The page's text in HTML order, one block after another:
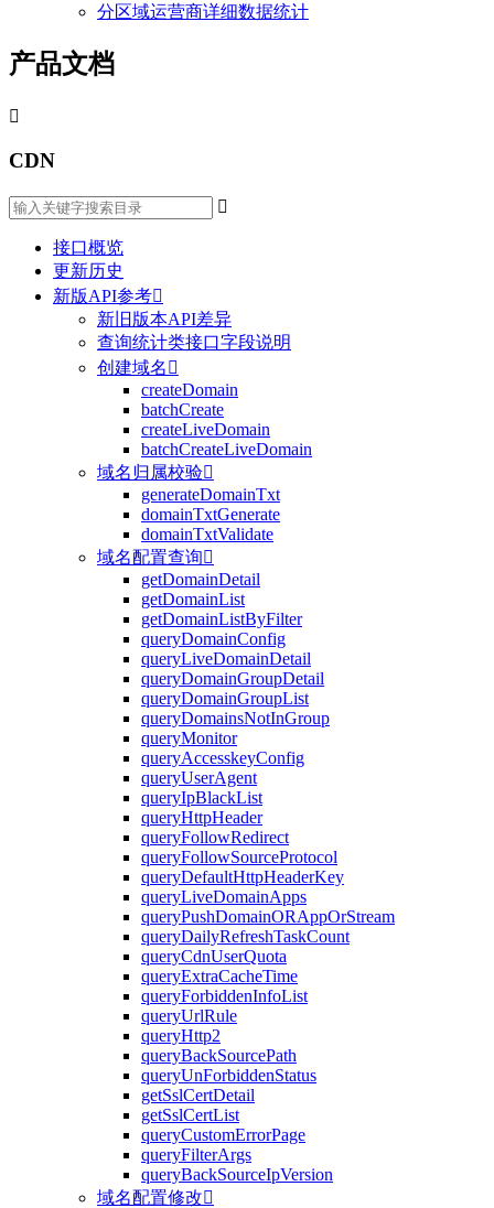
分区域运营商详细数据统计
产品文档

CDN

接口概览
更新历史
新版API参考
新旧版本API差异
查询统计类接口字段说明
创建域名 
createDomain
batchCreate
createLiveDomain
batchCreateLiveDomain
域名归属校验
generateDomainTxt
domainTxtGenerate
domainTxtValidate
域名配置查询
getDomainDetail
getDomainList
getDomainListByFilter
queryDomainConfig
queryLiveDomainDetail
queryDomainGroupDetail
queryDomainGroupList
queryDomainsNotInGroup
queryMonitor
queryAccesskeyConfig
queryUserAgent
queryIpBlackList
queryHttpHeader
queryFollowRedirect
queryFollowSourceProtocol
queryDefaultHttpHeaderKey
queryLiveDomainApps
queryPushDomainORAppOrStream
queryDailyRefreshTaskCount
queryCdnUserQuota
queryExtraCacheTime
queryForbiddenInfoList
queryUrlRule
queryHttp2
queryBackSourcePath
queryUnForbiddenStatus
getSslCertDetail
getSslCertList
queryCustomErrorPage
queryFilterArgs
queryBackSourceIpVersion
域名配置修改